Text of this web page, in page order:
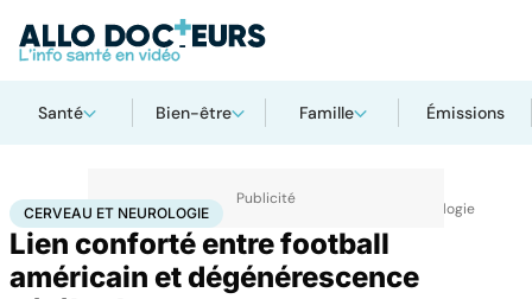
Santé Bien-être Famille Émissions
AccueilSantéMaladiesMaladies neurologiques Cerveau et neurologie
CERVEAU ET NEUROLOGIE
Lien conforté entre football
américain et dégénérescence